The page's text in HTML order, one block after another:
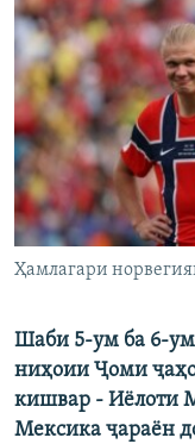
ГУЗОРИШҲОИ
Русский
ПАЙГИРӢ КУНЕД
Ҳамаи
Ҳамлагари
Шаби 5-ум ба 6-
ниҳоии Ҷоми
кишвар - Иёлоти
Мексика ҷараён